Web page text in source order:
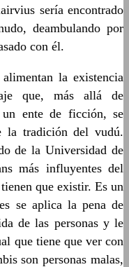
sería encontrado
deambulando por
con él.
la existencia
que, más allá de
un ente de ficción, se
la tradición del vudú.
de la Universidad de
más influyentes del
que existir. Es un
se aplica la pena de
de las personas y le
que tiene que ver con
son personas malas,